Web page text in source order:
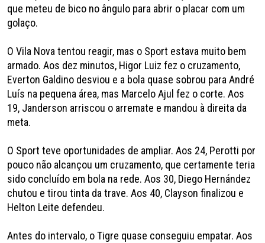
que meteu de bico no ângulo para abrir o placar com um
golaço.
O Vila Nova tentou reagir, mas o Sport estava muito bem
armado. Aos dez minutos, Higor Luiz fez o cruzamento,
Everton Galdino desviou e a bola quase sobrou para André
Luís na pequena área, mas Marcelo Ajul fez o corte. Aos
19, Janderson arriscou o arremate e mandou à direita da
meta.
O Sport teve oportunidades de ampliar. Aos 24, Perotti por
pouco não alcançou um cruzamento, que certamente teria
sido concluído em bola na rede. Aos 30, Diego Hernández
chutou e tirou tinta da trave. Aos 40, Clayson finalizou e
Helton Leite defendeu.
Antes do intervalo, o Tigre quase conseguiu empatar. Aos